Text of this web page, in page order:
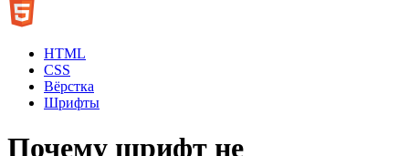
HTML
CSS
Вёрстка
Шрифты
Почему шрифт не